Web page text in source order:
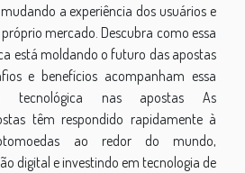
a experiência dos usuários e
mercado. Descubra como essa
está moldando o futuro das apostas
e benefícios acompanham essa
tecnológica nas apostas As
têm respondido rapidamente à
ao redor do mundo,
digital e investindo em tecnologia de